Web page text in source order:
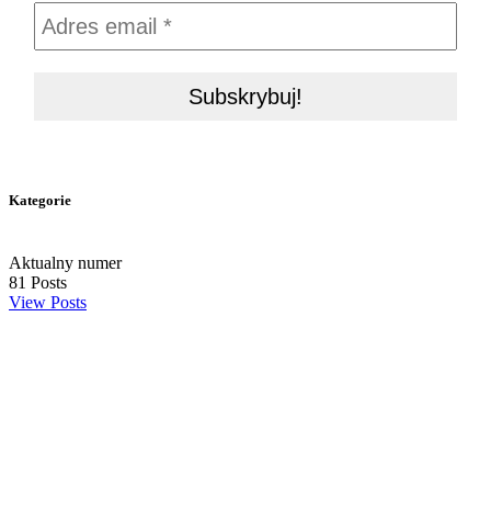
Kategorie
Aktualny numer
81 Posts
View Posts